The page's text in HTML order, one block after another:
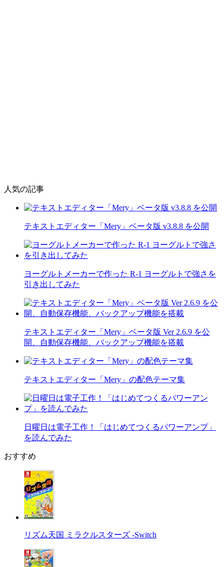
人気の記事
テキストエディター「Mery」ベータ版 v3.8.8 を公開
ヨーグルトメーカーで作った R-1 ヨーグルトで強さを
引き出してみた
テキストエディター「Mery」ベータ版 Ver 2.6.9 を公
開、自動保存機能、バックアップ機能を搭載
テキストエディター「Mery」の配色テーマ集
日曜日は電子工作！「はじめてつくるパワーアンプ」
を読んでみた
おすすめ
リズム天国 ミラクルスターズ -Switch